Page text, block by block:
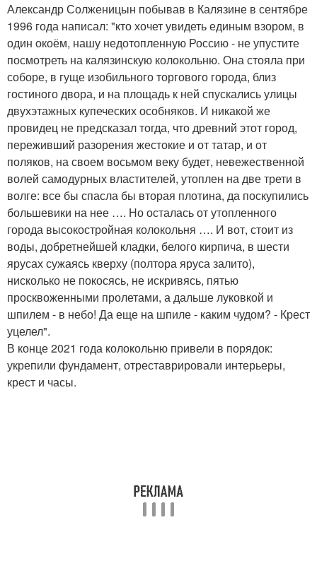
Александр Солженицын побывав в Калязине в сентябре
1996 года написал: "кто хочет увидеть единым взором, в
один окоём, нашу недотопленную Россию - не упустите
посмотреть на калязинскую колокольню. Она стояла при
соборе, в гуще изобильного торгового города, близ
гостиного двора, и на площадь к ней спускались улицы
двухэтажных купеческих особняков. И никакой же
провидец не предсказал тогда, что древний этот город,
переживший разорения жестокие и от татар, и от
поляков, на своем восьмом веку будет, невежественной
волей самодурных властителей, утоплен на две трети в
волге: все бы спасла бы вторая плотина, да поскупились
большевики на нее …. Но осталась от утопленного
города высокостройная колокольня …. И вот, стоит из
воды, добретнейшей кладки, белого кирпича, в шести
ярусах сужаясь кверху (полтора яруса залито),
нисколько не покосясь, не искривясь, пятью
просквоженными пролетами, а дальше луковкой и
шпилем - в небо! Да еще на шпиле - каким чудом? - Крест
уцелел".
В конце 2021 года колокольню привели в порядок:
укрепили фундамент, отреставрировали интерьеры,
крест и часы.